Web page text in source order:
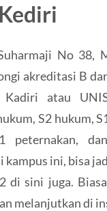
No 38,
akreditasi B
atau
S2 hukum,
peternakan,
kampus ini, bisa
di sini juga.
melanjutkan di